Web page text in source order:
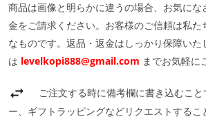
商品は画像と明らかに違うの場合、お気にな
金をご請求ください。お客様のご信頼は私た
なものです。返品・返金はしっかり保障い
は levelkopi888@gmail.com までお気軽に
ご注文する時に備考欄に書き込むこ
ー、ギフトラッピングなどリクエストする